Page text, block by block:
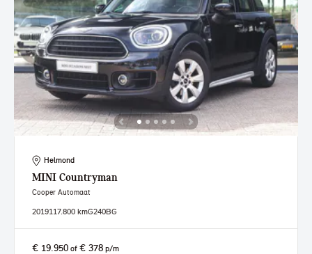
Helmond
MINI Countryman
Cooper Automaat
2019117.800 kmG240BG
€ 19.950 of € 378 p/m